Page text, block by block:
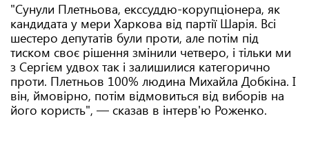
"Сунули Плетньова, екссуддю-корупціонера, як
кандидата у мери Харкова від партії Шарія. Всі
шестеро депутатів були проти, але потім під
тиском своє рішення змінили четверо, і тільки ми
з Сергієм удвох так і залишилися категорично
проти. Плетньов 100% людина Михайла Добкіна. І
він, ймовірно, потім відмовиться від виборів на
його користь", — сказав в інтерв'ю Роженко.